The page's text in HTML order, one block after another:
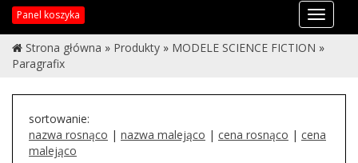
Panel koszyka
Strona główna » Produkty » MODELE SCIENCE FICTION »
Paragrafix
sortowanie:
nazwa rosnąco | nazwa malejąco | cena rosnąco | cena
malejąco